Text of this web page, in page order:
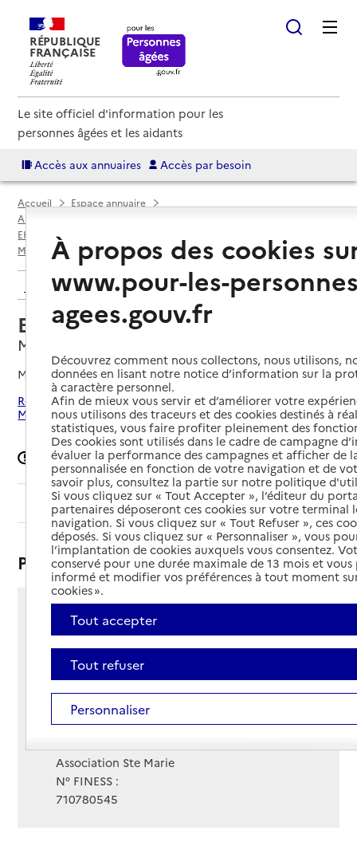
RÉPUBLIQUE
FRANÇAISE
Le site officiel d'information pour les
personnes âgées et les aidants
Accès aux annuaires Accès par besoin
Accueil
Espace annuaire
Annuaire EHPAD et maisons de retraite
EHPAD par département
Montceau-les-Mines
EHPAD Foyer Sainte-Marie
Retour aux résultats de l'annuaire
EHPAD Foyer Sainte-Marie
Montceau-les-Mines, SAONE-ET-LOIRE
Mis à jour le16/04/2025
Rechercher les établissements autour de Montceau-les-
Mines
Signaler une erreur
Sommaire
Présentation
18 rue de l'Hospice
71300 - Montceau-les-Mines
Voir itinéraire
Téléphone :
03 85 67 75 40
Contact
Contact
Site Internet
Site internet
Association Ste Marie
N° FINESS :
710780545
À propos des cookies
www.pour-les-
agees.gouv.fr
Découvrez comment nous collectons, nous utilisons,
données en lisant notre notice d’information sur la
à caractère personnel.
Afin de mieux vous servir et d’améliorer votre
nous utilisons des traceurs et des cookies destinés à
statistiques, vous faire profiter pleinement des
Des cookies sont utilisés dans le cadre de campagne
évaluer la performance des campagnes et afficher de
personnalisée en fonction de votre navigation et de
savoir plus, consultez la partie sur notre politique
Si vous cliquez sur « Tout Accepter », l’éditeur du
partenaires déposeront ces cookies sur votre terminal
navigation. Si vous cliquez sur « Tout Refuser », ces
déposés. Si vous cliquez sur « Personnaliser », vous
l’implantation de cookies auxquels vous consentez.
conservé pour une durée maximale de 13 mois et
informé et modifier vos préférences à tout moment
cookies ».
Tout accepter
Tout refuser
Personnaliser